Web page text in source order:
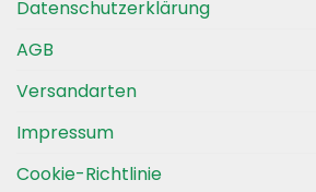
Datenschutzerklärung
AGB
Versandarten
Impressum
Cookie-Richtlinie